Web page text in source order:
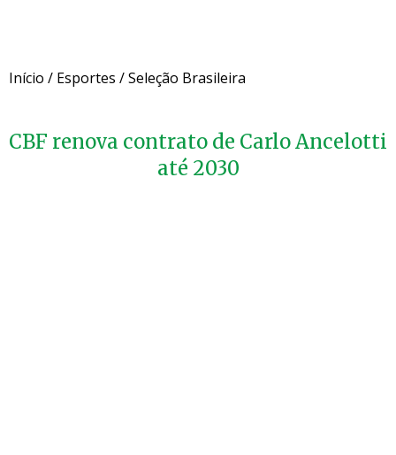
Início / Esportes /Seleção Brasileira
CBF renova contrato de Carlo Ancelotti
até 2030